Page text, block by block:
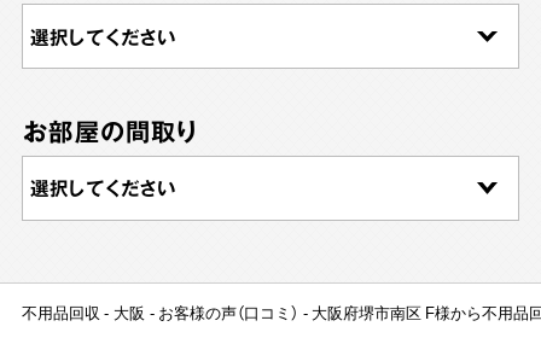
お部屋の間取り
不用品回収 大阪 お客様の声（口コミ） 大阪府堺市南区 F様から不用品